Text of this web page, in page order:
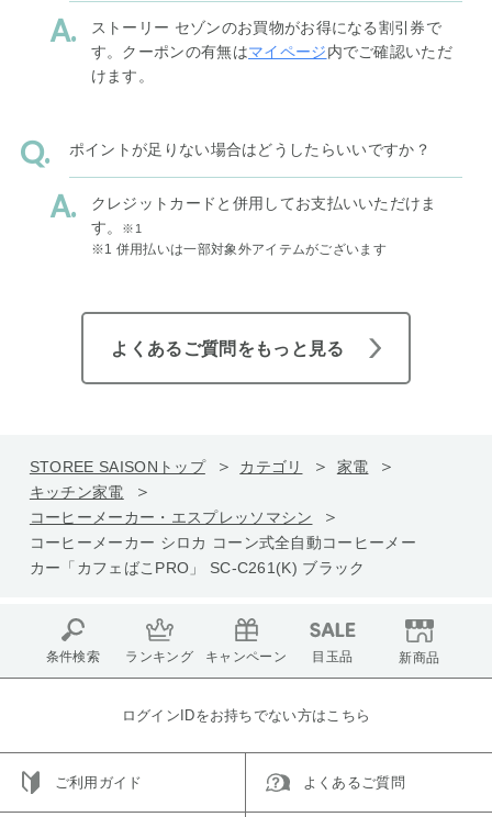
ストーリー セゾンのお買物がお得になる割引券で
す。クーポンの有無はマイページ内でご確認いただ
けます。
ポイントが足りない場合はどうしたらいいですか？
クレジットカードと併用してお支払いいただけま
す。
※1
※1 併用払いは一部対象外アイテムがございます
よくあるご質問をもっと見る
STOREE SAISONトップ カテゴリ
家電
キッチン家電
コーヒーメーカー・エスプレッソマシン
コーヒーメーカー シロカ コーン式全自動コーヒーメー
カー「カフェばこPRO」 SC-C261(K) ブラック
条件検索 ランキング キャンペーン 目玉品 新商品
ログインIDをお持ちでない方はこちら
ご利用ガイド よくあるご質問